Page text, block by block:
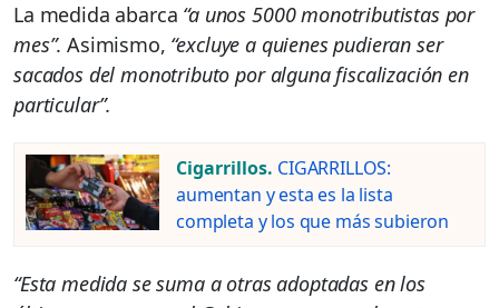
La medida abarca “a unos 5000 monotributistas por
mes”. Asimismo, “excluye a quienes pudieran ser
sacados del monotributo por alguna fiscalización en
particular”.
Cigarrillos. CIGARRILLOS:
aumentan y esta es la lista
completa y los que más subieron
“Esta medida se suma a otras adoptadas en los